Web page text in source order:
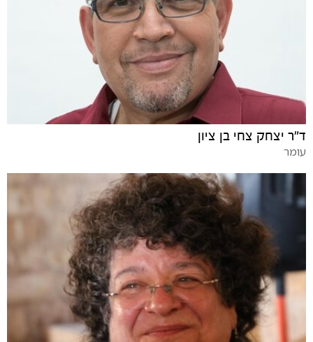
ד"ר יצחק צחי בן ציון
עומר